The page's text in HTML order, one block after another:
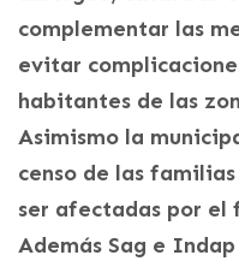
complementar las
evitar
habitantes de las
Asimismo la
censo de las
ser afectadas por el
Además Sag e